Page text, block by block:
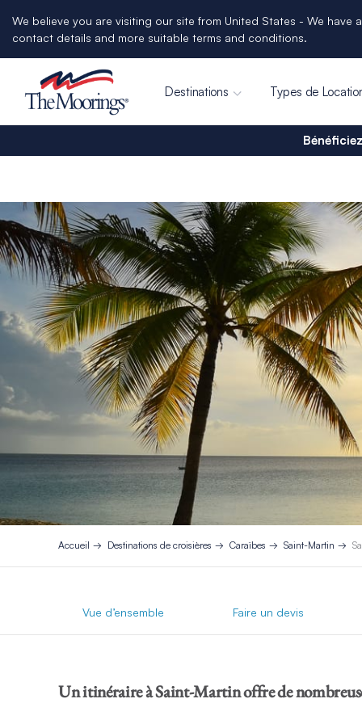
We believe you are visiting our site from United States - We
contact details and more suitable terms and conditions.
Destinations Types de
Accueil Destinations de croisières Caraïbes Saint-Martin
Vue d’ensemble Faire un devis
Un itinéraire à Saint-Martin offre de